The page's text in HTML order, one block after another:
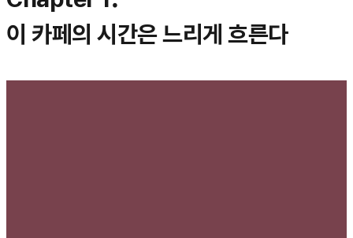
이 카페의 시간은 느리게 흐른다